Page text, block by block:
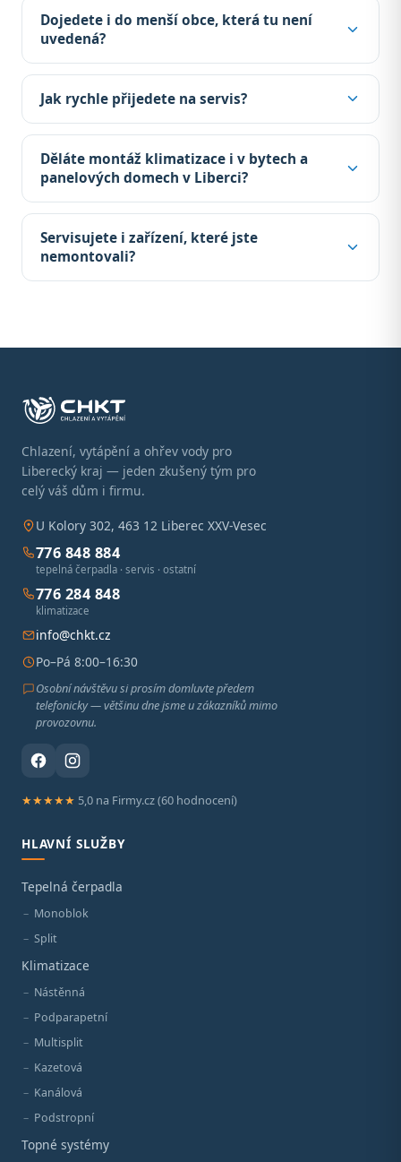
Dojedete i do menší obce, která tu není
uvedená?
Jak rychle přijedete na servis?
Děláte montáž klimatizace i v bytech a
panelových domech v Liberci?
Servisujete i zařízení, které jste
nemontovali?
Chlazení, vytápění a ohřev vody pro
Liberecký kraj — jeden zkušený tým pro
celý váš dům i firmu.
U Kolory 302, 463 12 Liberec XXV-Vesec
776 848 884
tepelná čerpadla · servis · ostatní
776 284 848
klimatizace
info@chkt.cz
Po–Pá 8:00–16:30
Osobní návštěvu si prosím domluvte předem
telefonicky — většinu dne jsme u zákazníků mimo
provozovnu.
★★★★★ 5,0 na Firmy.cz (60 hodnocení)
HLAVNÍ SLUŽBY
Tepelná čerpadla
Monoblok
Split
Klimatizace
Nástěnná
Podparapetní
Multisplit
Kazetová
Kanálová
Podstropní
Topné systémy